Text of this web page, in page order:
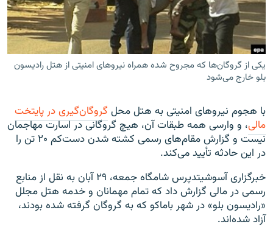
زبان‌های دیگر
یکی از گروگان‌ها که مجروح شده همراه نیروهای امنیتی از هتل رادیسون
بلو خارج می‌شود
با هجوم نیروهای امنیتی به هتل محل گروگان‌گیری در پایتخت
مالی، و وارسی همه طبقات آن، هیچ گروگانی در اسارت مهاجمان
نیست و گزارش مقام‌های رسمی کشته شدن دست‌کم ۲۰ تن را
در این حادثه تأیید می‌کند.
خبرگزاری آسوشیتدپرس شامگاه جمعه، ۲۹ آبان به نقل از منابع
رسمی در مالی گزارش داد که تمام مهمانان و خدمه هتل مجلل
«رادیسون بلو» در شهر باماکو که به گروگان گرفته شده بودند،
آزاد شده‌اند.